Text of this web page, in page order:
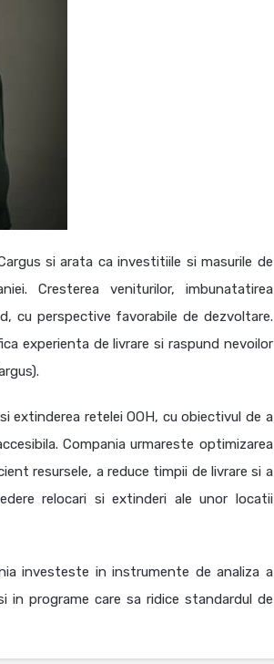
si arata ca investitiile si masurile de
Cresterea veniturilor, imbunatatirea
cu perspective favorabile de dezvoltare.
experienta de livrare si raspund nevoilor
extinderea retelei OOH, cu obiectivul de a
Compania urmareste optimizarea
resursele, a reduce timpii de livrare si a
relocari si extinderi ale unor locatii
investeste in instrumente de analiza a
in programe care sa ridice standardul de